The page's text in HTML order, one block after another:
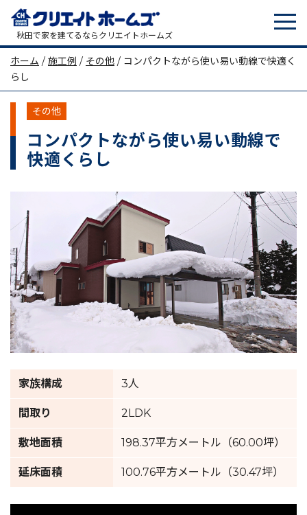
メインナビゲーション
秋田で家を建てるならクリエイトホームズ
ホーム / 施工例 / その他 / コンパクトながら使い易い動線で快適く
らし
その他
コンパクトながら使い易い動線で
快適くらし
家族構成 3人
間取り 2LDK
敷地面積 198.37平方メートル（60.00坪）
延床面積 100.76平方メートル（30.47坪）